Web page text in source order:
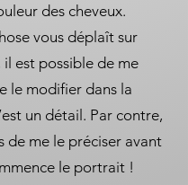
des cheveux.
vous déplaît sur
est possible de me
le modifier dans la
un détail. Par contre,
de me le préciser avant
le portrait !